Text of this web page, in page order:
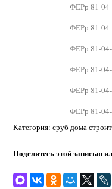
ФЕРр 81-
ФЕРр 81-
ФЕРр 81-
ФЕРр 81-
ФЕРр 81-
ФЕРр 81-
Категория: сруб дома
Поделитесь этой записью